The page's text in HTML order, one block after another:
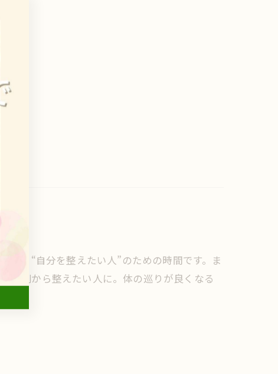
】
ん。“自分を整えたい人”のための時間です。ま
内側から整えたい人に。体の巡りが良くなる